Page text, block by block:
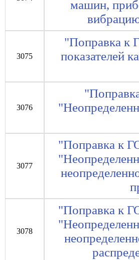
машин,
3075
"Поправка к
показателей
3076
3077
"Поправка к
3078
"Поправка к